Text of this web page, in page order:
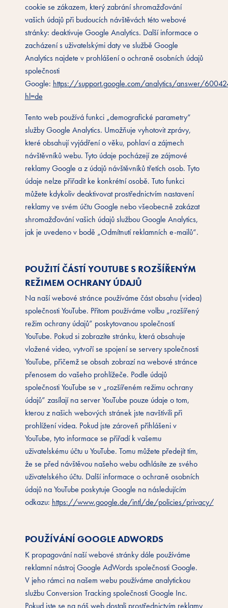
cookie se zákazem, který zabrání shromažďování
vašich údajů při budoucích návštěvách této webové
stránky: deaktivuje Google Analytics. Další informace o
zacházení s uživatelskými daty ve službě Google
Analytics najdete v prohlášení o ochraně osobních údajů
společnosti
Google: https://support.google.com/analytics/answer/
hl=de
Tento web používá funkci „demografické parametry“
služby Google Analytics. Umožňuje vyhotovit zprávy,
které obsahují vyjádření o věku, pohlaví a zájmech
návštěvníků webu. Tyto údaje pocházejí ze zájmové
reklamy Google a z údajů návštěvníků třetích osob. Tyto
údaje nelze přiřadit ke konkrétní osobě. Tuto funkci
můžete kdykoliv deaktivovat prostřednictvím nastavení
reklamy ve svém účtu Google nebo všeobecně zakázat
shromažďování vašich údajů službou Google Analytics,
jak je uvedeno v bodě „Odmítnutí reklamních e-mailů“.
POUŽITÍ ČÁSTÍ YOUTUBE S ROZŠÍŘENÝM
REŽIMEM OCHRANY ÚDAJŮ
Na naší webové stránce používáme část obsahu (videa)
společnosti YouTube. Přitom používáme volbu „rozšířený
režim ochrany údajů” poskytovanou společností
YouTube. Pokud si zobrazíte stránku, která obsahuje
vložené video, vytvoří se spojení se servery společnosti
YouTube, přičemž se obsah zobrazí na webové stránce
přenosem do vašeho prohlížeče. Podle údajů
společnosti YouTube se v „rozšířeném režimu ochrany
údajů” zasílají na server YouTube pouze údaje o tom,
kterou z našich webových stránek jste navštívili při
prohlížení videa. Pokud jste zároveň přihlášeni v
YouTube, tyto informace se přiřadí k vašemu
uživatelskému účtu u YouTube. Tomu můžete předejít tím,
že se před návštěvou našeho webu odhlásíte ze svého
uživatelského účtu. Další informace o ochraně osobních
údajů na YouTube poskytuje Google na následujícím
odkazu: https://www.google.de/intl/de/policies/privacy/
POUŽÍVÁNÍ GOOGLE ADWORDS
K propagování naší webové stránky dále používáme
reklamní nástroj Google AdWords společnosti Google.
V jeho rámci na našem webu používáme analytickou
službu Conversion Tracking společnosti Google Inc.
Pokud jste se na náš web dostali prostřednictvím reklamy